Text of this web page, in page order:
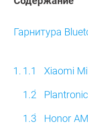
Гарнитура
Xiaomi
Honor